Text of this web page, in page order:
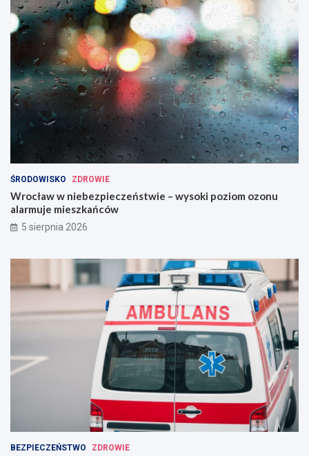
ŚRODOWISKO ZDROWIE
Wrocław w niebezpieczeństwie – wysoki poziom ozonu
alarmuje mieszkańców
5 sierpnia 2026
BEZPIECZEŃSTWO ZDROWIE